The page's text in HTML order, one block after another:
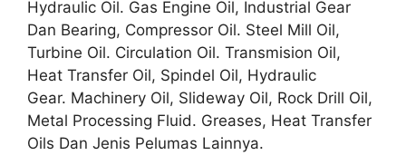
Hydraulic Oil. Gas Engine Oil, Industrial Gear
Dan Bearing, Compressor Oil. Steel Mill Oil,
Turbine Oil. Circulation Oil. Transmision Oil,
Heat Transfer Oil, Spindel Oil, Hydraulic
Gear. Machinery Oil, Slideway Oil, Rock Drill Oil,
Metal Processing Fluid. Greases, Heat Transfer
Oils Dan Jenis Pelumas Lainnya.